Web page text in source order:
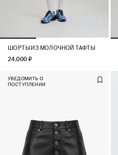
ШОРТЫ ИЗ МОЛОЧНОЙ ТАФТЫ
24.000 ₽
УВЕДОМИТЬ О
ПОСТУПЛЕНИИ